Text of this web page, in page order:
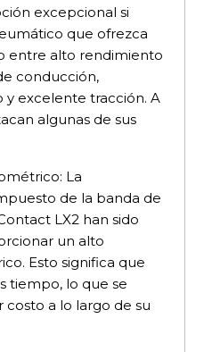
excepcional si
que ofrezca
entre alto rendimiento
conducción,
y excelente tracción. A
algunas de sus
La
de la banda de
LX2 han sido
un alto
Esto significa que
tiempo, lo que se
a lo largo de su